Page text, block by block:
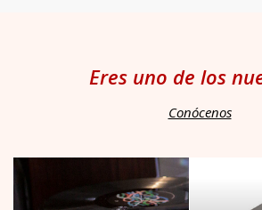
Eres uno de los
Conócenos